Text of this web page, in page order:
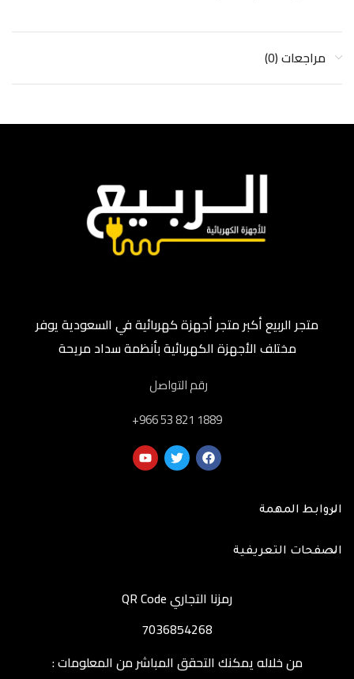
مراجعات (0)
متجر الربيع أكبر متجر أجهزة كهربائية في السعودية يوفر
مختلف الأجهزة الكهربائية بأنظمة سداد مريحة
رقم التواصل
‎+966 53 821 1889
الروابط المهمة
الصفحات التعريفية
رمزنا التجاري QR Code
7036854268
من خلاله يمكنك التحقق المباشر من المعلومات :